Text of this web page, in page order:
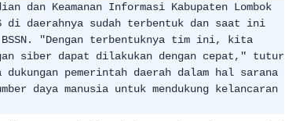
dan Keamanan Informasi Kabupaten Lombok
di daerahnya sudah terbentuk dan saat ini
BSSN. "Dengan terbentuknya tim ini, kita
siber dapat dilakukan dengan cepat," tutur
pemerintah daerah dalam hal sarana
daya manusia untuk mendukung kelancaran